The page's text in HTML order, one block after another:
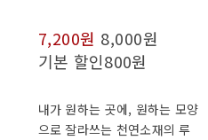
7,200원 8,000원
기본 할인800원
내가 원하는 곳에, 원하는 모양
으로 잘라쓰는 천연소재의 루